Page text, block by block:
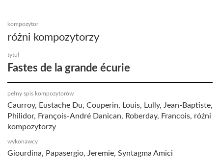
kompozytor
różni kompozytorzy
tytuł
Fastes de la grande écurie
pełny spis kompozytorów
Caurroy, Eustache Du, Couperin, Louis, Lully, Jean-Baptiste,
Philidor, François-André Danican, Roberday, Francois, różni
kompozytorzy
wykonawcy
Giourdina, Papasergio, Jeremie, Syntagma Amici